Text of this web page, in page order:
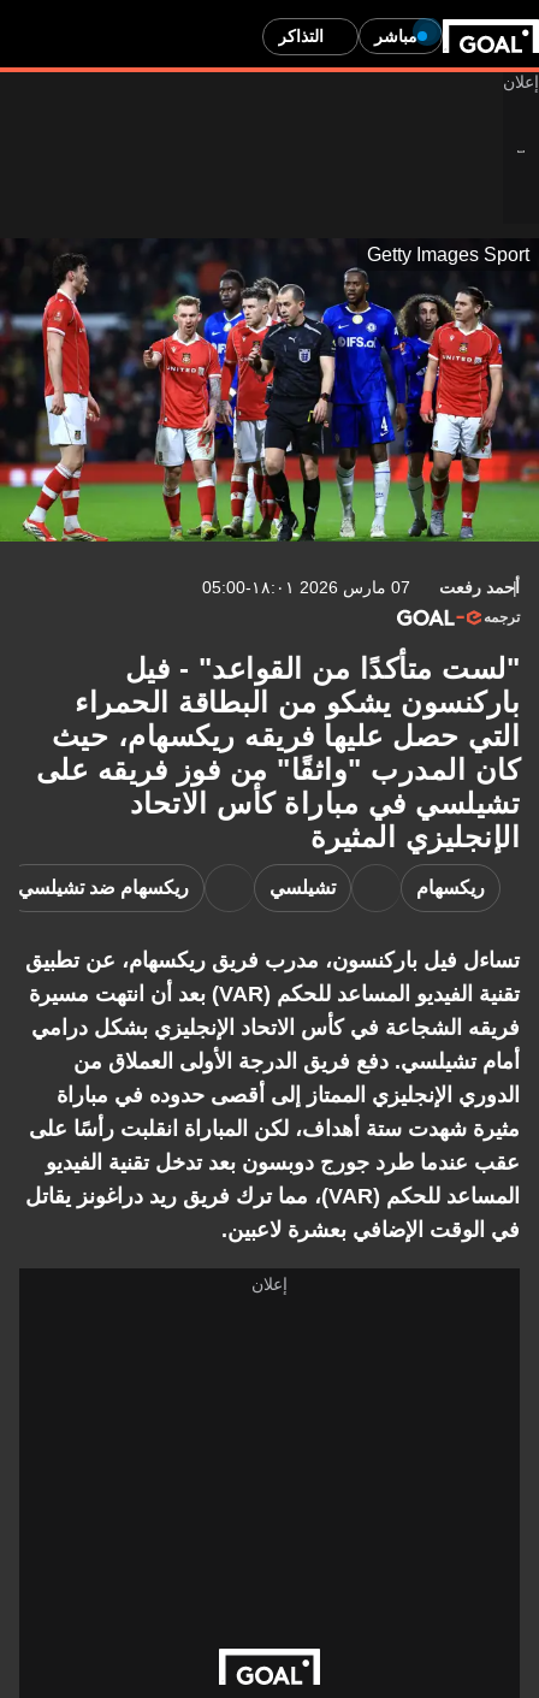
مباشر التذاكر
Getty Images Sport
أحمد رفعت 07 مارس 2026 ١٨:٠١-05:00
ترجمه
"لست متأكدًا من القواعد" - فيل
باركنسون يشكو من البطاقة الحمراء
التي حصل عليها فريقه ريكسهام، حيث
كان المدرب "واثقًا" من فوز فريقه على
تشيلسي في مباراة كأس الاتحاد
الإنجليزي المثيرة
ريكسهام تشيلسي ريكسهام ضد تشيلسي
تساءل فيل باركنسون، مدرب فريق ريكسهام، عن تطبيق
تقنية الفيديو المساعد للحكم (VAR) بعد أن انتهت مسيرة
فريقه الشجاعة في كأس الاتحاد الإنجليزي بشكل درامي
أمام تشيلسي. دفع فريق الدرجة الأولى العملاق من
الدوري الإنجليزي الممتاز إلى أقصى حدوده في مباراة
مثيرة شهدت ستة أهداف، لكن المباراة انقلبت رأسًا على
عقب عندما طرد جورج دوبسون بعد تدخل تقنية الفيديو
المساعد للحكم (VAR)، مما ترك فريق ريد دراغونز يقاتل
في الوقت الإضافي بعشرة لاعبين.